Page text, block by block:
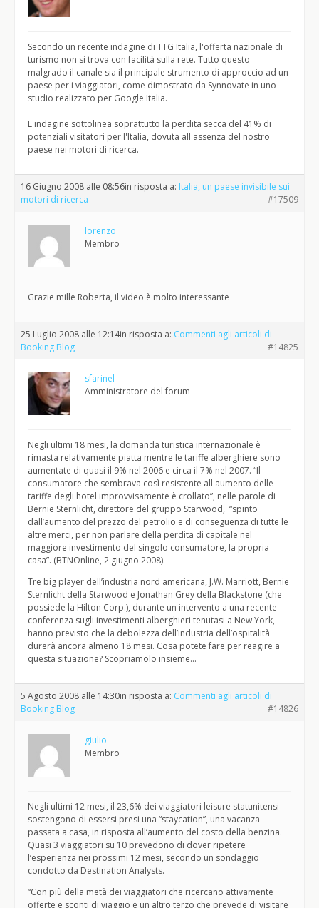
Secondo un recente indagine di TTG Italia, l'offerta nazionale di
turismo non si trova con facilità sulla rete. Tutto questo
malgrado il canale sia il principale strumento di approccio ad un
paese per i viaggiatori, come dimostrato da Synnovate in uno
studio realizzato per Google Italia.
L'indagine sottolinea soprattutto la perdita secca del 41% di
potenziali visitatori per l'Italia, dovuta all'assenza del nostro
paese nei motori di ricerca.
16 Giugno 2008 alle 08:56in risposta a: Italia, un paese invisibile sui
motori di ricerca
#17509
lorenzo
Membro
Grazie mille Roberta, il video è molto interessante
25 Luglio 2008 alle 12:14in risposta a: Commenti agli articoli di
Booking Blog
#14825
sfarinel
Amministratore del forum
Negli ultimi 18 mesi, la domanda turistica internazionale è
rimasta relativamente piatta mentre le tariffe alberghiere sono
aumentate di quasi il 9% nel 2006 e circa il 7% nel 2007. “Il
consumatore che sembrava così resistente all'aumento delle
tariffe degli hotel improvvisamente è crollato”, nelle parole di
Bernie Sternlicht, direttore del gruppo Starwood, “spinto
dall’aumento del prezzo del petrolio e di conseguenza di tutte le
altre merci, per non parlare della perdita di capitale nel
maggiore investimento del singolo consumatore, la propria
casa”. (BTNOnline, 2 giugno 2008).
Tre big player dell’industria nord americana, J.W. Marriott, Bernie
Sternlicht della Starwood e Jonathan Grey della Blackstone (che
possiede la Hilton Corp.), durante un intervento a una recente
conferenza sugli investimenti alberghieri tenutasi a New York,
hanno previsto che la debolezza dell’industria dell’ospitalità
durerà ancora almeno 18 mesi. Cosa potete fare per reagire a
questa situazione? Scopriamolo insieme…
5 Agosto 2008 alle 14:30in risposta a: Commenti agli articoli di
Booking Blog
#14826
giulio
Membro
Negli ultimi 12 mesi, il 23,6% dei viaggiatori leisure statunitensi
sostengono di essersi presi una “staycation”, una vacanza
passata a casa, in risposta all’aumento del costo della benzina.
Quasi 3 viaggiatori su 10 prevedono di dover ripetere
l’esperienza nei prossimi 12 mesi, secondo un sondaggio
condotto da Destination Analysts.
“Con più della metà dei viaggiatori che ricercano attivamente
offerte e sconti di viaggio e un altro terzo che prevede di visitare